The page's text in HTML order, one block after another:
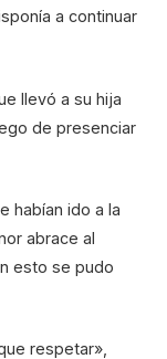
a continuar
llevó a su hija
de presenciar
habían ido a la
abrace al
esto se pudo
respetar»,